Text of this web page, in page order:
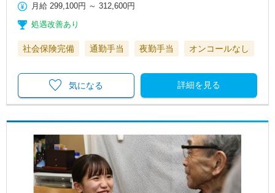
月給 299,100円 ～312,600円
処遇改善あり
社会保険完備 通勤手当 夜勤手当 オンコールなし
詳細を見る
気になる